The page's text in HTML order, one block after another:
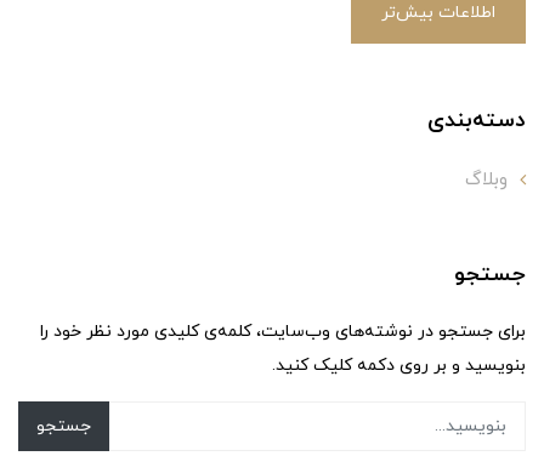
اطلاعات بیش‌تر
دسته‌بندی
وبلاگ
جستجو
برای جستجو در نوشته‌های وب‌سایت، کلمه‌ی کلیدی مورد نظر خود را
بنویسید و بر روی دکمه کلیک کنید.
جستجو